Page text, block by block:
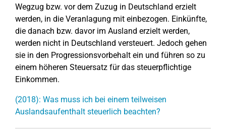
Wegzug bzw. vor dem Zuzug in Deutschland erzielt
werden, in die Veranlagung mit einbezogen. Einkünfte,
die danach bzw. davor im Ausland erzielt werden,
werden nicht in Deutschland versteuert. Jedoch gehen
sie in den Progressionsvorbehalt ein und führen so zu
einem höheren Steuersatz für das steuerpflichtige
Einkommen.
(2018): Was muss ich bei einem teilweisen
Auslandsaufenthalt steuerlich beachten?